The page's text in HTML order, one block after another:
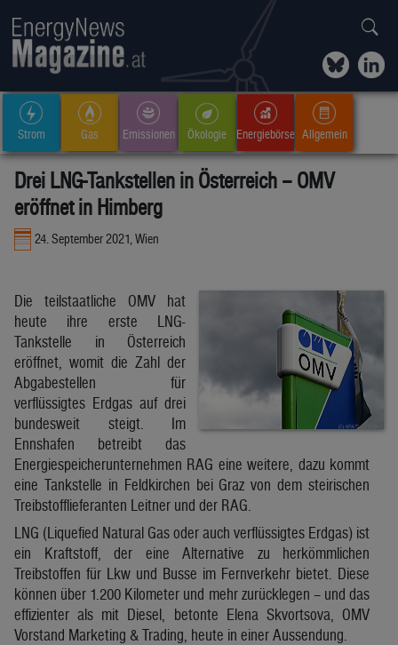
Strom Gas Emissionen Ökologie Energiebörse Allgemein
Drei LNG-Tankstellen in Österreich – OMV
eröffnet in Himberg
24. September 2021, Wien
Die teilstaatliche OMV hat
heute ihre erste LNG-
Tankstelle in Österreich
eröffnet, womit die Zahl der
Abgabestellen für
verflüssigtes Erdgas auf drei
bundesweit steigt. Im
Ennshafen betreibt das
Energiespeicherunternehmen RAG eine weitere, dazu kommt
eine Tankstelle in Feldkirchen bei Graz von dem steirischen
Treibstofflieferanten Leitner und der RAG.
LNG (Liquefied Natural Gas oder auch verflüssigtes Erdgas) ist
ein Kraftstoff, der eine Alternative zu herkömmlichen
Treibstoffen für Lkw und Busse im Fernverkehr bietet. Diese
können über 1.200 Kilometer und mehr zurücklegen – und das
effizienter als mit Diesel, betonte Elena Skvortsova, OMV
Vorstand Marketing & Trading, heute in einer Aussendung.